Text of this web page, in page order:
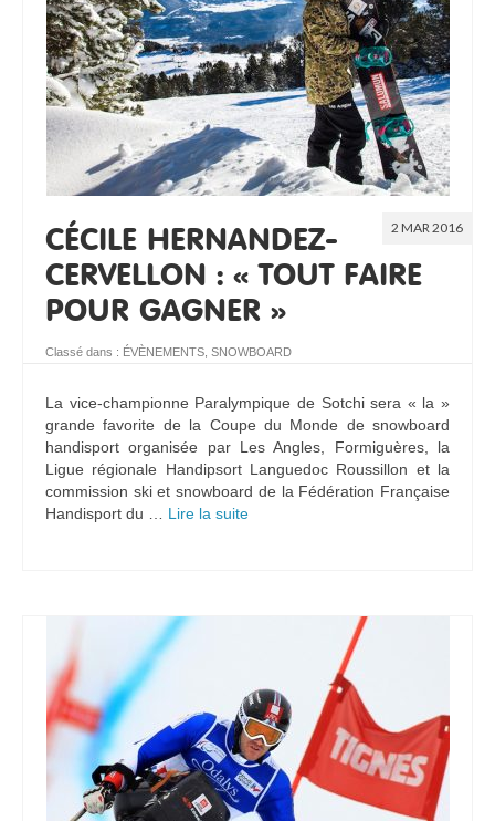
RESSOURCES
2 MAR 2016
CÉCILE HERNANDEZ-
CERVELLON : « TOUT FAIRE
POUR GAGNER »
Classé dans : ÉVÈNEMENTS, SNOWBOARD
La vice-championne Paralympique de Sotchi sera « la »
grande favorite de la Coupe du Monde de snowboard
handisport organisée par Les Angles, Formiguères, la
Ligue régionale Handipsort Languedoc Roussillon et la
commission ski et snowboard de la Fédération Française
Handisport du … Lire la suite­­